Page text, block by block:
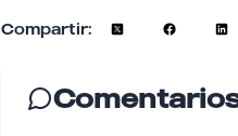
Compartir: